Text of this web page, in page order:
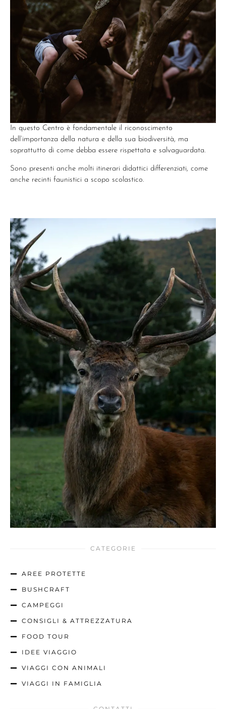
In questo Centro è fondamentale il riconoscimento
dell’importanza della natura e della sua biodiversità, ma
soprattutto di come debba essere rispettata e salvaguardata.
Sono presenti anche molti itinerari didattici differenziati, come
anche recinti faunistici a scopo scolastico.
CATEGORIE
AREE PROTETTE
BUSHCRAFT
CAMPEGGI
CONSIGLI & ATTREZZATURA
FOOD TOUR
IDEE VIAGGIO
VIAGGI CON ANIMALI
VIAGGI IN FAMIGLIA